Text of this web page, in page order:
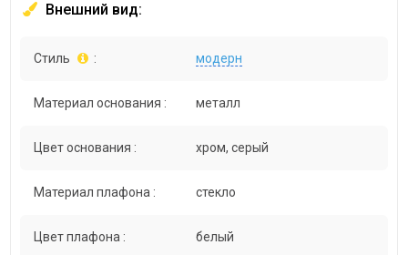
Внешний вид:
Стиль : модерн
Материал основания : металл
Цвет основания : хром, серый
Материал плафона : стекло
Цвет плафона : белый